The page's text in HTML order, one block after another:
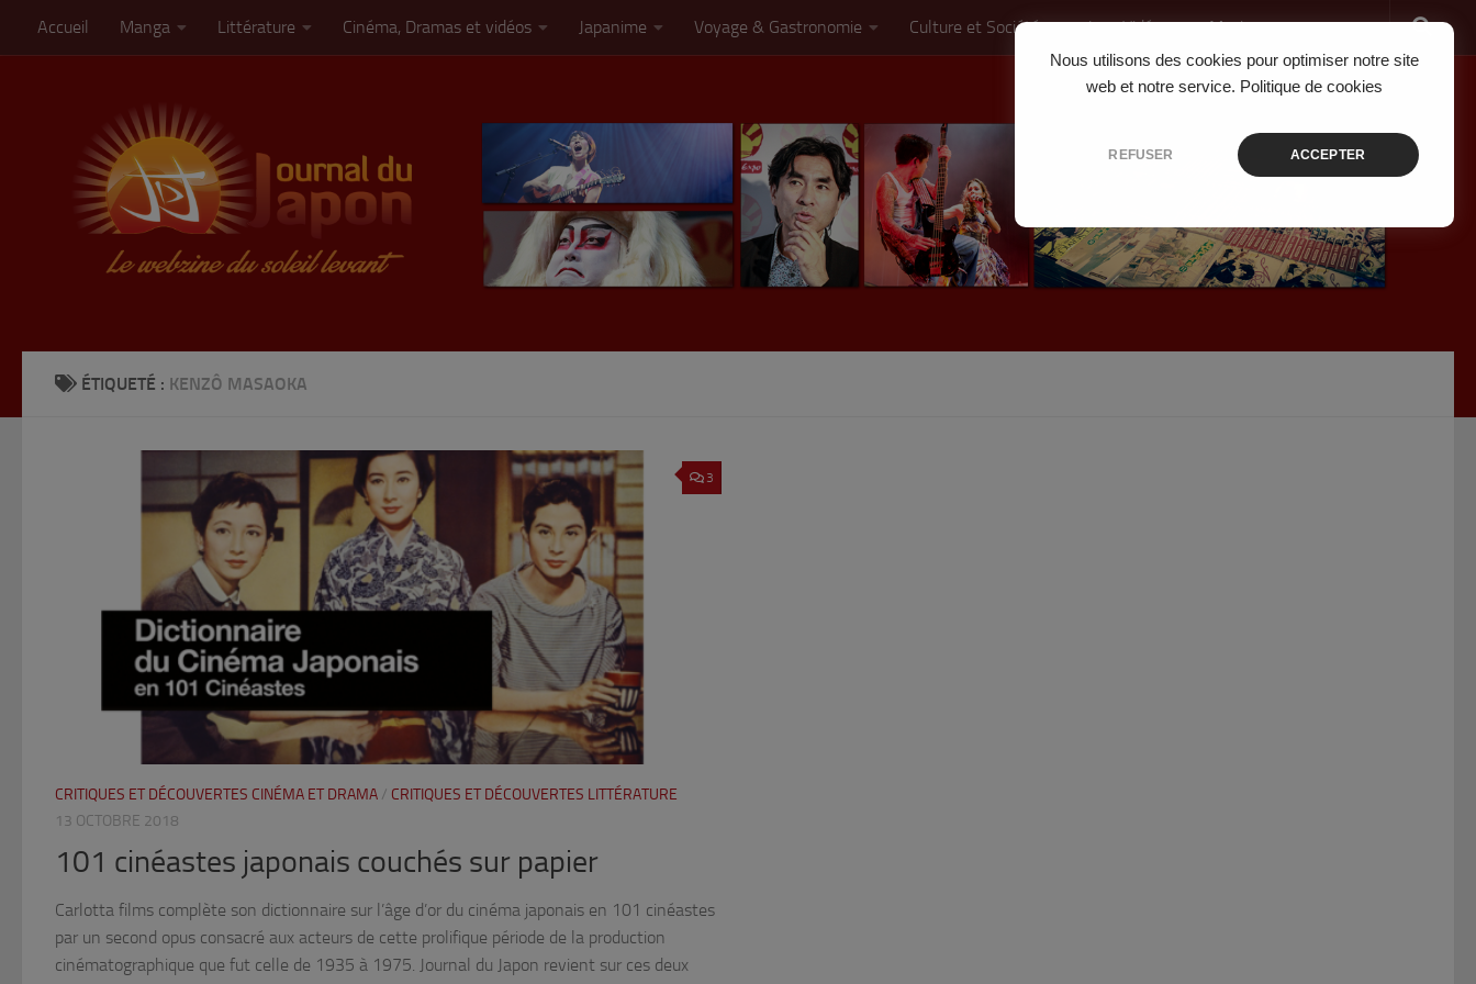
Nous utilisons des cookies pour optimiser notre site
web et notre service. Politique de cookies
REFUSER ACCEPTER
Skip to content
Accueil Manga Littérature Cinéma, Dramas et vidéos Japanime Voyage & Gastronomie Culture et Société Jeux Vidéo Musique
ÉTIQUETÉ : KENZÔ MASAOKA
3
CRITIQUES ET DÉCOUVERTES CINÉMA ET DRAMA / CRITIQUES ET DÉCOUVERTES LITTÉRATURE
13 OCTOBRE 2018
101 cinéastes japonais couchés sur papier
Carlotta films complète son dictionnaire sur l’âge d’or du cinéma japonais en 101 cinéastes
par un second opus consacré aux acteurs de cette prolifique période de la production
cinématographique que fut celle de 1935 à 1975. Journal du Japon revient sur ces deux